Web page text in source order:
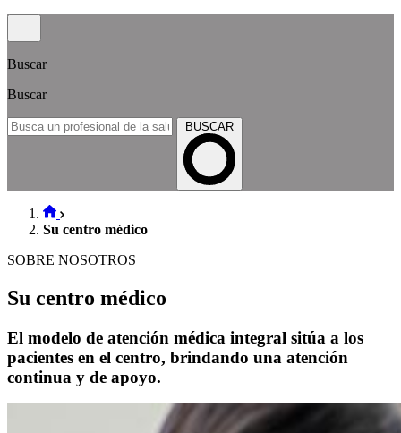
Buscar
Buscar
BUSCAR
Su centro médico
SOBRE NOSOTROS
Su centro médico
El modelo de atención médica integral sitúa a los
pacientes en el centro, brindando una atención
continua y de apoyo.